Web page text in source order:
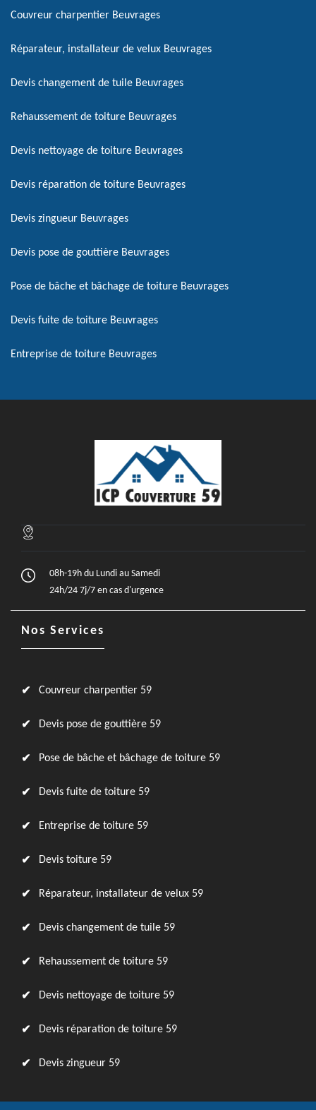
Couvreur charpentier Beuvrages
Réparateur, installateur de velux Beuvrages
Devis changement de tuile Beuvrages
Rehaussement de toiture Beuvrages
Devis nettoyage de toiture Beuvrages
Devis réparation de toiture Beuvrages
Devis zingueur Beuvrages
Devis pose de gouttière Beuvrages
Pose de bâche et bâchage de toiture Beuvrages
Devis fuite de toiture Beuvrages
Entreprise de toiture Beuvrages
08h-19h du Lundi au Samedi
24h/24 7j/7 en cas d'urgence
Nos Services
Couvreur charpentier 59
Devis pose de gouttière 59
Pose de bâche et bâchage de toiture 59
Devis fuite de toiture 59
Entreprise de toiture 59
Devis toiture 59
Réparateur, installateur de velux 59
Devis changement de tuile 59
Rehaussement de toiture 59
Devis nettoyage de toiture 59
Devis réparation de toiture 59
Devis zingueur 59